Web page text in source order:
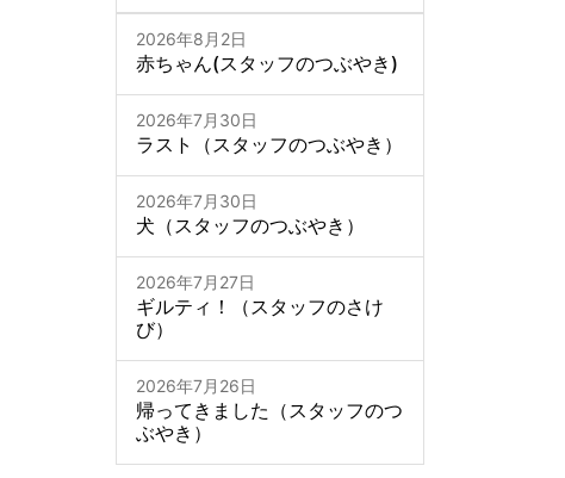
2026年8月2日
赤ちゃん(スタッフのつぶやき)
2026年7月30日
ラスト（スタッフのつぶやき）
2026年7月30日
犬（スタッフのつぶやき）
2026年7月27日
ギルティ！（スタッフのさけ
び）
2026年7月26日
帰ってきました（スタッフのつ
ぶやき）